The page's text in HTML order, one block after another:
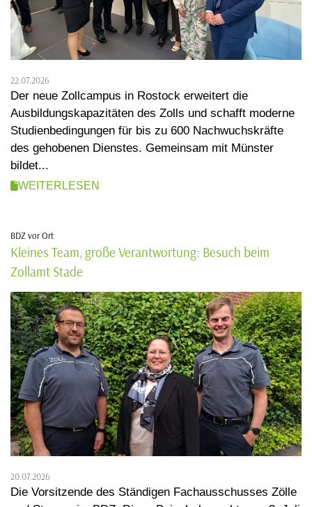
22.07.2026
Der neue Zollcampus in Rostock erweitert die
Ausbildungskapazitäten des Zolls und schafft moderne
Studienbedingungen für bis zu 600 Nachwuchskräfte
des gehobenen Dienstes. Gemeinsam mit Münster
bildet...
WEITERLESEN
BDZ vor Ort
Kleines Team, große Verantwortung: Besuch beim
Zollamt Stade
20.07.2026
Die Vorsitzende des Ständigen Fachausschusses Zölle